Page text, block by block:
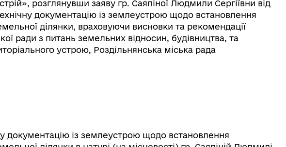
(ради,
Радіаційний фон Електронна черга в ТЦК
розглянувши заяву гр. Саяпіної Людмили Сергіївни від
документацію із землеустрою щодо встановлення
ділянки, враховуючи висновки та рекомендації
ради з питань земельних відносин, будівництва, та
устрою, Роздільнянська міська рада
документацію із землеустрою щодо встановлення